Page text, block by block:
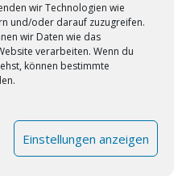
wir Technologien wie
und/oder darauf zuzugreifen.
wir Daten wie das
verarbeiten. Wenn du
können bestimmte
Einstellungen anzeigen
Hövelhof